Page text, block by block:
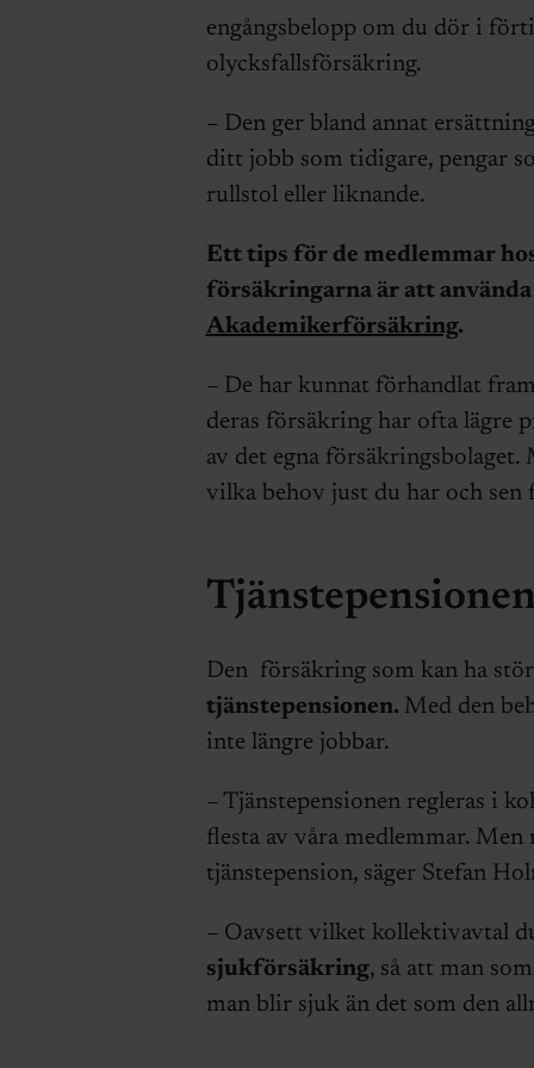
engångsbelopp om du dör i
olycksfallsförsäkring.
– Den ger bland annat
ditt jobb som tidigare, pengar
rullstol eller liknande.
Ett tips för de medlemmar
försäkringarna är att
Akademikerförsäkring.
– De har kunnat förhandlat
deras försäkring har ofta lägre
av det egna
vilka behov just du har och sen
Den försäkring som kan ha
tjänstepensionen. Med den
inte längre jobbar.
– Tjänstepensionen regleras i
flesta av våra medlemmar.
tjänstepension, säger Stefan
– Oavsett vilket kollektivavtal
sjukförsäkring, så att man
man blir sjuk än det som den